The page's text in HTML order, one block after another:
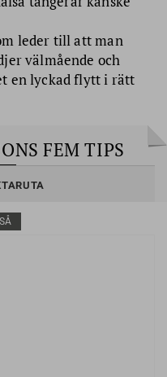
leder till att man
välmående och
en lyckad flytt i rätt
FEM TIPS
som gammal. Hur tänker
för det liv du önskar